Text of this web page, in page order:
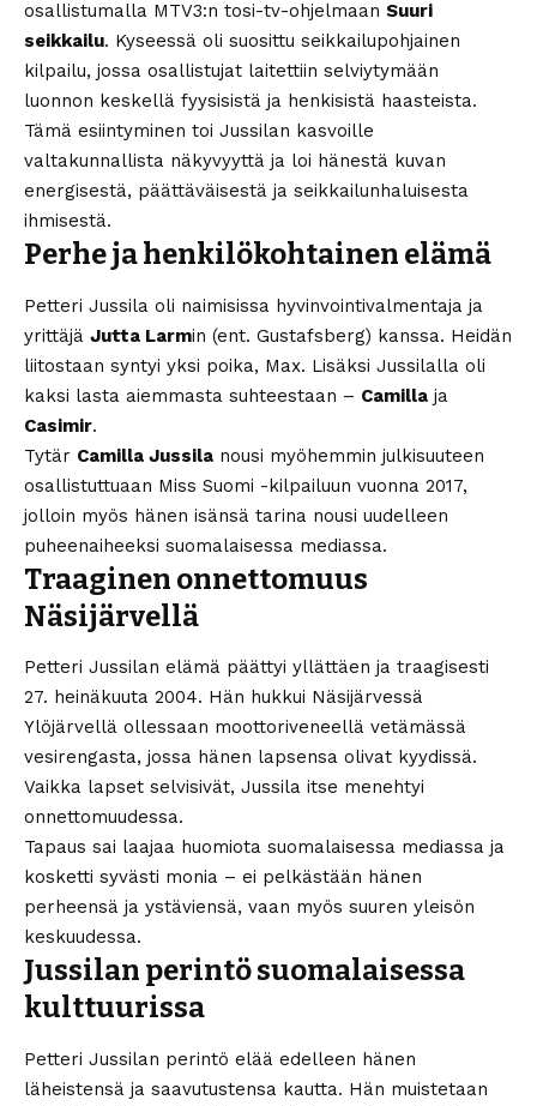
osallistumalla MTV3:n tosi-tv-ohjelmaan Suuri
seikkailu. Kyseessä oli suosittu seikkailupohjainen
kilpailu, jossa osallistujat laitettiin selviytymään
luonnon keskellä fyysisistä ja henkisistä haasteista.
Tämä esiintyminen toi Jussilan kasvoille
valtakunnallista näkyvyyttä ja loi hänestä kuvan
energisestä, päättäväisestä ja seikkailunhaluisesta
ihmisestä.
Perhe ja henkilökohtainen elämä
Petteri Jussila oli naimisissa hyvinvointivalmentaja ja
yrittäjä Jutta Larmin (ent. Gustafsberg) kanssa. Heidän
liitostaan syntyi yksi poika, Max. Lisäksi Jussilalla oli
kaksi lasta aiemmasta suhteestaan – Camilla ja
Casimir.
Tytär Camilla Jussila nousi myöhemmin julkisuuteen
osallistuttuaan Miss Suomi -kilpailuun vuonna 2017,
jolloin myös hänen isänsä tarina nousi uudelleen
puheenaiheeksi suomalaisessa mediassa.
Traaginen onnettomuus
Näsijärvellä
Petteri Jussilan elämä päättyi yllättäen ja traagisesti
27. heinäkuuta 2004. Hän hukkui Näsijärvessä
Ylöjärvellä ollessaan moottoriveneellä vetämässä
vesirengasta, jossa hänen lapsensa olivat kyydissä.
Vaikka lapset selvisivät, Jussila itse menehtyi
onnettomuudessa.
Tapaus sai laajaa huomiota suomalaisessa mediassa ja
kosketti syvästi monia – ei pelkästään hänen
perheensä ja ystäviensä, vaan myös suuren yleisön
keskuudessa.
Jussilan perintö suomalaisessa
kulttuurissa
Petteri Jussilan perintö elää edelleen hänen
läheistensä ja saavutustensa kautta. Hän muistetaan